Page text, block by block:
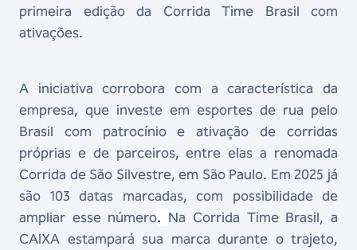
primeira edição da Corrida Time Brasil com
ativações.
A iniciativa corrobora com a característica da
empresa, que investe em esportes de rua pelo
Brasil com patrocínio e ativação de corridas
próprias e de parceiros, entre elas a renomada
Corrida de São Silvestre, em São Paulo. Em 2025 já
são 103 datas marcadas, com possibilidade de
ampliar esse número. Na Corrida Time Brasil, a
CAIXA estampará sua marca durante o trajeto,